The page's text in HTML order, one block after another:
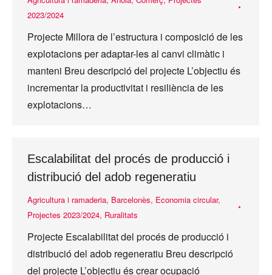
2023/2024
Projecte Millora de l’estructura i composició de les
explotacions per adaptar-les al canvi climàtic i
manteni Breu descripció del projecte L’objectiu és
incrementar la productivitat i resiliència de les
explotacions…
Escalabilitat del procés de producció i
distribució del adob regeneratiu
Agricultura i ramaderia, Barcelonès, Economia circular,
Projectes 2023/2024, Ruralitats
Projecte Escalabilitat del procés de producció i
distribució del adob regeneratiu Breu descripció
del projecte L’objectiu és crear ocupació